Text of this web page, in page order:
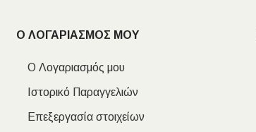
Ο ΛΟΓΑΡΙΑΣΜΟΣ ΜΟΥ
Ο Λογαριασμός μου
Ιστορικό Παραγγελιών
Επεξεργασία στοιχείων